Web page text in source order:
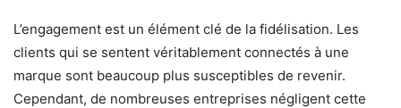
L’engagement est un élément clé de la fidélisation. Les
clients qui se sentent véritablement connectés à une
marque sont beaucoup plus susceptibles de revenir.
Cependant, de nombreuses entreprises négligent cette